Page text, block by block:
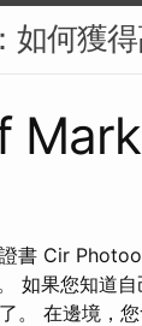
如何獲
書 Cir
如果您知道
。 在邊境，